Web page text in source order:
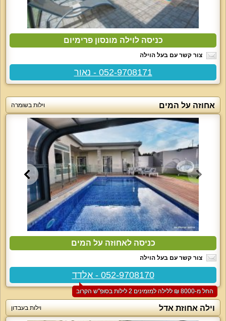
כניסה לוילה מונסון פרימיום
צור קשר עם בעל הוילה
052-9708171 - נאור
אחוזה על המים וילות בשומרה
כניסה לאחוזה על המים
צור קשר עם בעל הוילה
052-9708170 - אלדד
החל מ-‏8000 ₪ ללילה למזמינים 2 לילות בסופ"ש הקרוב
וילה אחוזת אדל וילות בעבדון